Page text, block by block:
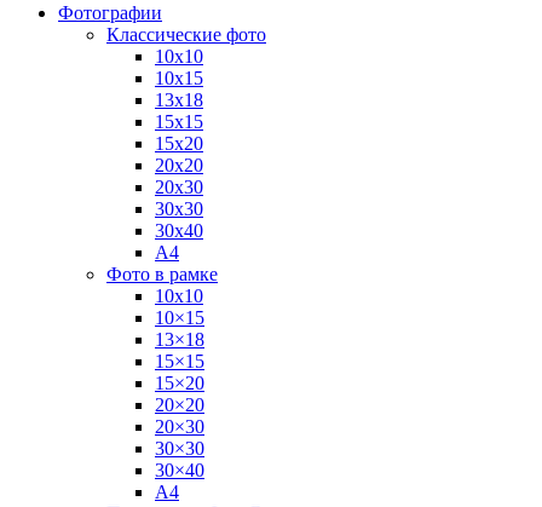
Фотографии
Классические фото
10х10
10х15
13х18
15х15
15х20
20х20
20х30
30х30
30х40
А4
Фото в рамке
10х10
10×15
13×18
15×15
15×20
20×20
20×30
30×30
30×40
A4